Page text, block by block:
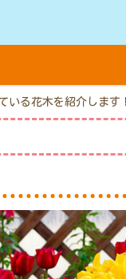
いる花木を紹介します